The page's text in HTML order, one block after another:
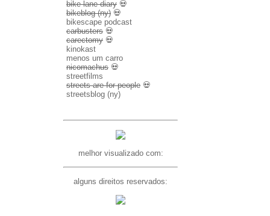
bike lane diary 💀
bikeblog (ny) 💀
bikescape podcast
carbusters 💀
carectomy 💀
kinokast
menos um carro
nicomachus 💀
streetfilms
streets are for people 💀
streetsblog (ny)
melhor visualizado com:
alguns direitos reservados: